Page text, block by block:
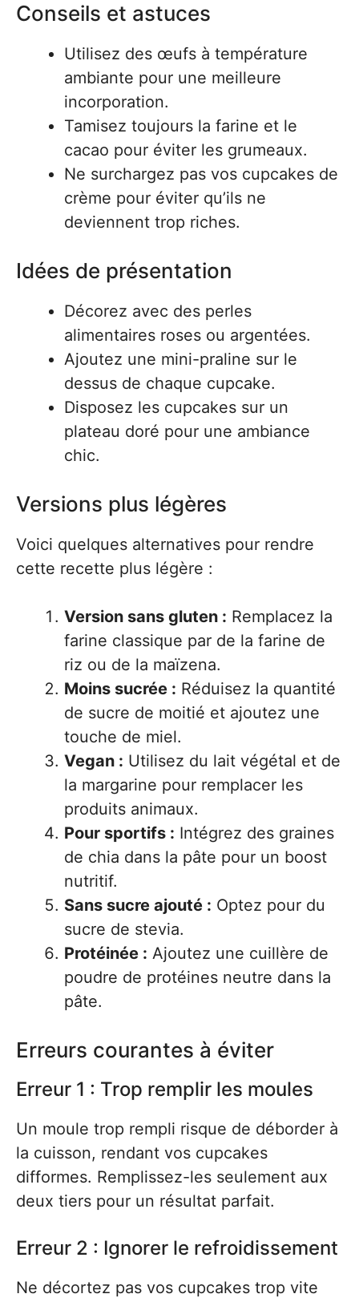
Conseils et astuces
Utilisez des œufs à température
ambiante pour une meilleure
incorporation.
Tamisez toujours la farine et le
cacao pour éviter les grumeaux.
Ne surchargez pas vos cupcakes de
crème pour éviter qu’ils ne
deviennent trop riches.
Idées de présentation
Décorez avec des perles
alimentaires roses ou argentées.
Ajoutez une mini-praline sur le
dessus de chaque cupcake.
Disposez les cupcakes sur un
plateau doré pour une ambiance
chic.
Versions plus légères
Voici quelques alternatives pour rendre
cette recette plus légère :
Version sans gluten : Remplacez la
farine classique par de la farine de
riz ou de la maïzena.
Moins sucrée : Réduisez la quantité
de sucre de moitié et ajoutez une
touche de miel.
Vegan : Utilisez du lait végétal et de
la margarine pour remplacer les
produits animaux.
Pour sportifs : Intégrez des graines
de chia dans la pâte pour un boost
nutritif.
Sans sucre ajouté : Optez pour du
sucre de stevia.
Protéinée : Ajoutez une cuillère de
poudre de protéines neutre dans la
pâte.
Erreurs courantes à éviter
Erreur 1 : Trop remplir les moules
Un moule trop rempli risque de déborder à
la cuisson, rendant vos cupcakes
difformes. Remplissez-les seulement aux
deux tiers pour un résultat parfait.
Erreur 2 : Ignorer le refroidissement
Ne décortez pas vos cupcakes trop vite